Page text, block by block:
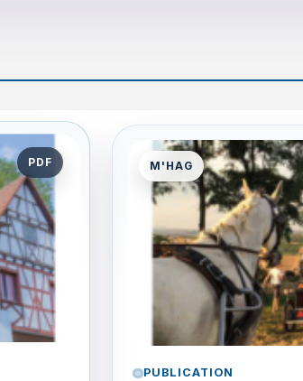
PDF M'HAG
PUBLICATION